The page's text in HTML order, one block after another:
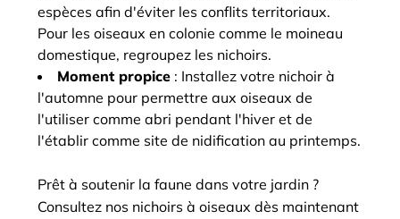
espèces afin d'éviter les conflits territoriaux.
Pour les oiseaux en colonie comme le moineau
domestique, regroupez les nichoirs.
Moment propice : Installez votre nichoir à
l'automne pour permettre aux oiseaux de
l'utiliser comme abri pendant l'hiver et de
l'établir comme site de nidification au printemps.
Prêt à soutenir la faune dans votre jardin ?
Consultez nos nichoirs à oiseaux dès maintenant